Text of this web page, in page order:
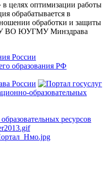
целях оптимизации работы
обрабатывается в
обработки и защиты
ВО ЮУГМУ Минздрава